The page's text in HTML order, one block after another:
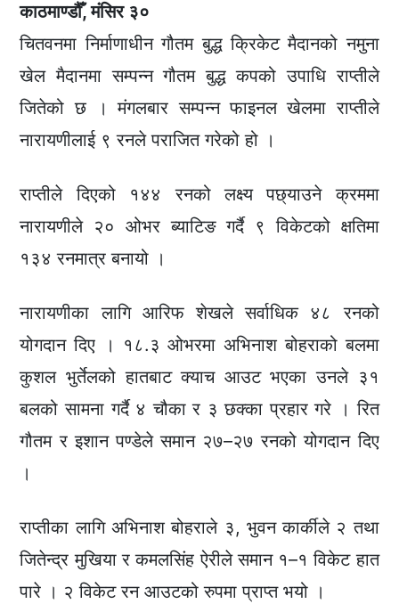
काठमाण्डौँ, मंसिर ३०
चितवनमा निर्माणाधीन गौतम बुद्ध क्रिकेट मैदानको नमुना
खेल मैदानमा सम्पन्न गौतम बुद्ध कपको उपाधि राप्तीले
जितेको छ । मंगलबार सम्पन्न फाइनल खेलमा राप्तीले
नारायणीलाई ९ रनले पराजित गरेको हो ।
राप्तीले दिएको १४४ रनको लक्ष्य पछ्याउने क्रममा
नारायणीले २० ओभर ब्याटिङ गर्दै ९ विकेटको क्षतिमा
१३४ रनमात्र बनायो ।
नारायणीका लागि आरिफ शेखले सर्वाधिक ४८ रनको
योगदान दिए । १८.३ ओभरमा अभिनाश बोहराको बलमा
कुशल भुर्तेलको हातबाट क्याच आउट भएका उनले ३१
बलको सामना गर्दै ४ चौका र ३ छक्का प्रहार गरे । रित
गौतम र इशान पण्डेले समान २७–२७ रनको योगदान दिए
।
राप्तीका लागि अभिनाश बोहराले ३, भुवन कार्कीले २ तथा
जितेन्द्र मुखिया र कमलसिंह ऐरीले समान १–१ विकेट हात
पारे । २ विकेट रन आउटको रुपमा प्राप्त भयो ।